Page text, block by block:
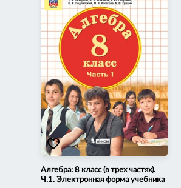
Алгебра: 8 класс (в трех частях).
Ч.1. Электронная форма учебника
favorite_border